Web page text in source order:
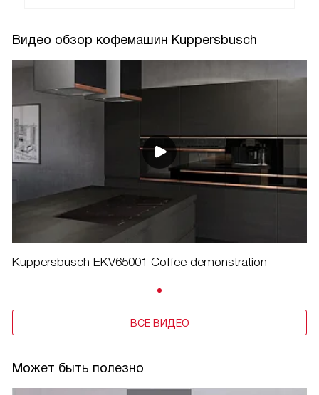
Видео обзор кофемашин Kuppersbusch
Kuppersbusch EKV65001 Coffee demonstration
ВСЕ ВИДЕО
Может быть полезно